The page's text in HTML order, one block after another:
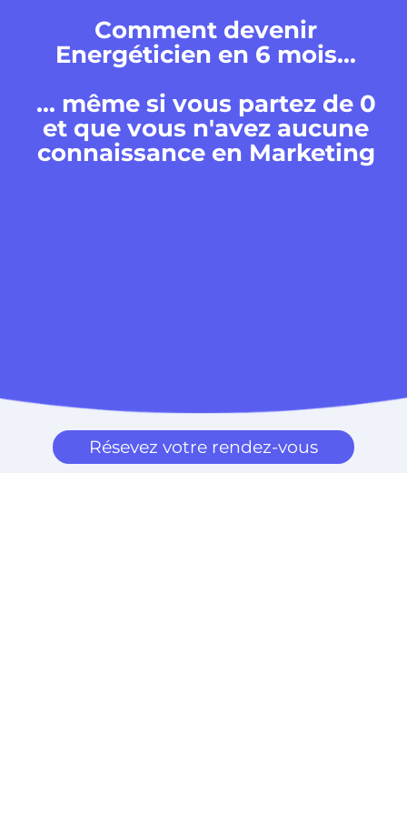
Comment devenir
Energéticien en 6 mois...
... même si vous partez de 0
et que vous n'avez aucune
connaissance en Marketing
Résevez votre rendez-vous